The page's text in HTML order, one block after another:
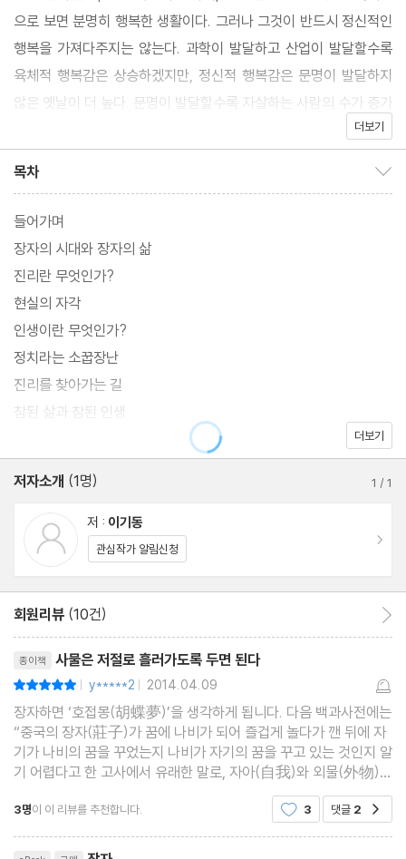
으로 보면 분명히 행복한 생활이다. 그러나 그것이 반드시 정신적인
행복을 가져다주지는 않는다. 과학이 발달하고 산업이 발달할수록
육체적 행복감은 상승하겠지만, 정신적 행복감은 문명이 발달하지
않은 옛날이 더 높다. 문명이 발달할수록 자살하는 사람의 수가 증가
하는 것만 보아도 이를 알 수 있다. 그렇다면 정신적 행복감을 높일
저자는 그 방법을 장자 철학에서 찾았다. 장자는 현재의 인생은 본래
의 모습이 아니며, 현재의 세계는 본래 세계가 아니라 가공의 세계라
고 말했다. 가공의 세계에서 사는 인생은 진실이 아니라 꿈이다. 우
리가 장자 철학을 이해하고 이러한 사실을 자각한다면 본래의 모습
으로 돌아가지 않을 수 없을 것이다. 장자 철학을 이해하면 사람들은
정신적 행복감을 얻는 진리를 찾을 수 있을 것이다. 물질의 노예가
되어 비참한 생활을 하고 있는 우리에게 장자의 철학은 귀한 선물이
될 것이다.
더보기
목차
들어가며
장자의 시대와 장자의 삶
진리란 무엇인가?
현실의 자각
인생이란 무엇인가?
정치라는 소꿉장난
진리를 찾아가는 길
참된 삶과 참된 인생
삶의 지혜
더보기
저자소개 (1명) 1 /1
저 : 이기동
관심작가 알림신청
회원리뷰 (10건)
종이책 사물은 저절로 흘러가도록 두면 된다
| y*****2 | 2014.04.09
장자하면 ‘호접몽(胡蝶夢)’을 생각하게 됩니다. 다음 백과사전에는
“중국의 장자(莊子)가 꿈에 나비가 되어 즐겁게 놀다가 깬 뒤에 자
기가 나비의 꿈을 꾸었는지 나비가 자기의 꿈을 꾸고 있는 것인지 알
기 어렵다고 한 고사에서 유래한 말로, 자아(自我)와 외물(外物)은
본디 하나라는 이치를 설명하는 말.”이라고 설명하고 있습니다. 노
자의 사상을 이은 도가(道家)의 초기 사상
3명이 이 리뷰를 추천합니다. 3 댓글 2